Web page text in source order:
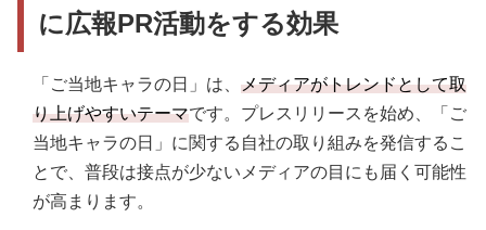
に広報PR活動をする効果
「ご当地キャラの日」は、 メディアがトレンドとして取
り上げやすいテーマです。プレスリリースを始め、「ご
当地キャラの日」に関する自社の取り組みを発信するこ
とで、普段は接点が少ないメディアの目にも届く可能性
が高まります。